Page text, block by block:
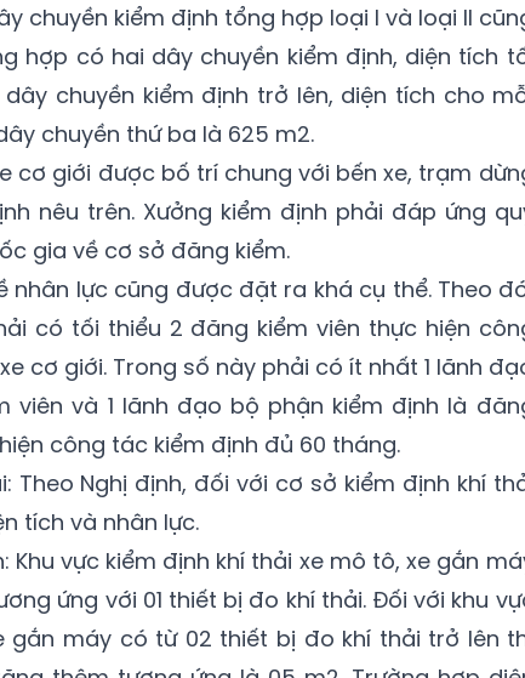
chuyền kiểm định tổng hợp loại I và loại II
hợp có hai dây chuyền kiểm định, diện tích
chuyền kiểm định trở lên, diện tích cho
chuyền thứ ba là 625 m2.
cơ giới được bố trí chung với bến xe, trạm
nêu trên. Xưởng kiểm định phải đáp ứng
gia về cơ sở đăng kiểm.
nhân lực cũng được đặt ra khá cụ thể. Theo
có tối thiểu 2 đăng kiểm viên thực hiện
cơ giới. Trong số này phải có ít nhất 1 lãnh
viên và 1 lãnh đạo bộ phận kiểm định là
công tác kiểm định đủ 60 tháng.
Theo Nghị định, đối với cơ sở kiểm định khí
tích và nhân lực.
Khu vực kiểm định khí thải xe mô tô, xe gắn
ứng với 01 thiết bị đo khí thải. Đối với khu
gắn máy có từ 02 thiết bị đo khí thải trở lên